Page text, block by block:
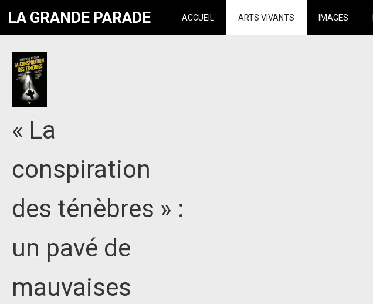
LA GRANDE PARADE ACCUEIL ARTS VIVANTS IMAGES
« La
conspiration
des ténèbres » :
un pavé de
mauvaises